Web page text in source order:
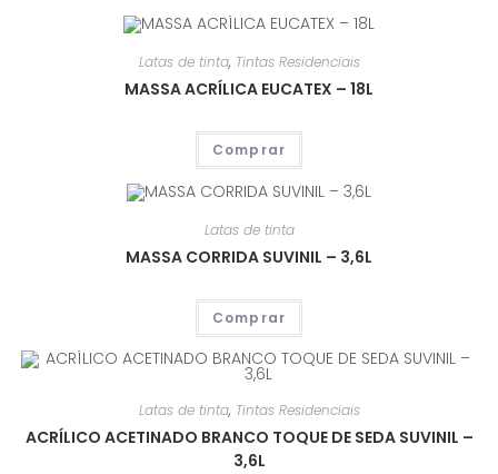
Latas de tinta, Tintas Residenciais
MASSA ACRÍLICA EUCATEX – 18L
Comprar
Latas de tinta
MASSA CORRIDA SUVINIL – 3,6L
Comprar
Latas de tinta, Tintas Residenciais
ACRÍLICO ACETINADO BRANCO TOQUE DE SEDA SUVINIL –
3,6L